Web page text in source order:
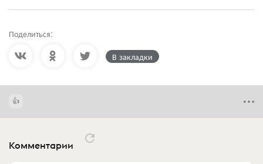
Поделиться:
В закладки
Комментарии